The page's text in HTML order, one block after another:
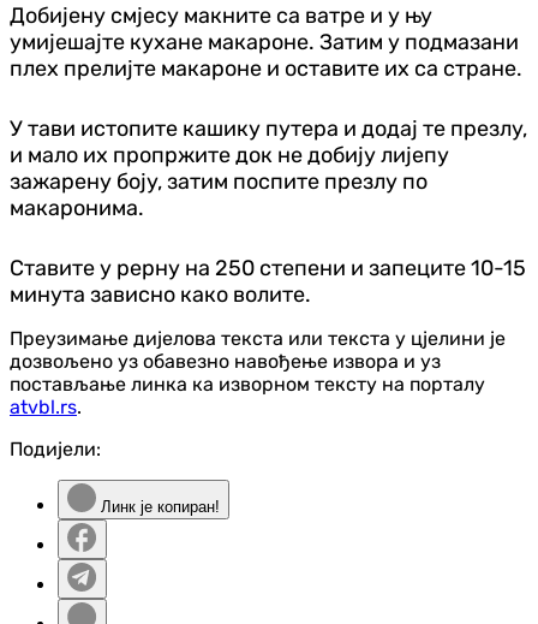
Добијену смјесу макните са ватре и у њу
умијешајте кухане макароне. Затим у подмазани
плех прелијте макароне и оставите их са стране.
У тави истопите кашику путера и додај те презлу,
и мало их пропржите док не добију лијепу
зажарену боју, затим поспите презлу по
макаронима.
Ставите у рерну на 250 степени и запеците 10-15
минута зависно како волите.
Преузимање дијелова текста или текста у цјелини је
дозвољено уз обавезно навођење извора и уз
постављање линка ка изворном тексту на порталу
atvbl.rs.
Подијели:
Линк је копиран!